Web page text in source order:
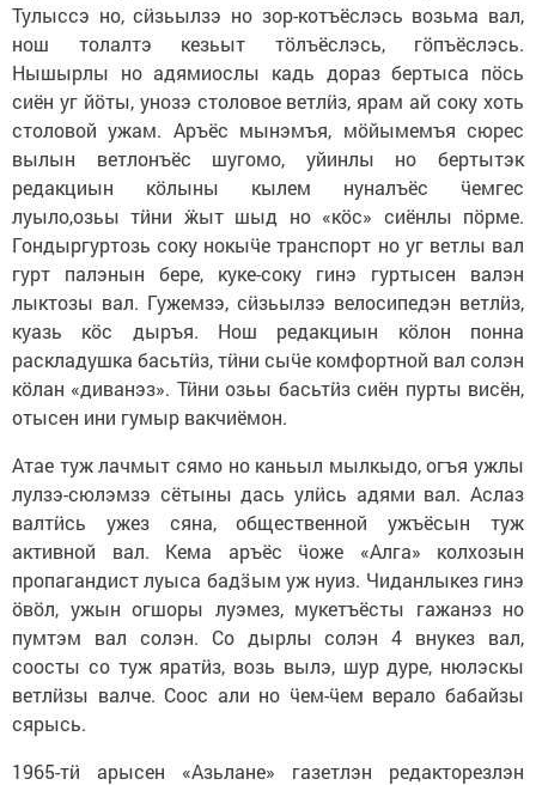
Тулыссэ но, сӥзьылзэ но зор-котъёслэсь возьма вал,
нош толалтэ кезьыт тӧлъёслэсь, гӧпъёслэсь.
Нышырлы но адямиослы кадь дораз бертыса пӧсь
сиён уг йӧты, унозэ столовое ветлӥз, ярам ай соку хоть
столовой ужам. Аръёс мынэмъя, мӧйымемъя сюрес
вылын ветлонъёс шугомо, уйинлы но бертытэк
редакциын кӧлыны кылем нуналъёс ӵемгес
луыло,озьы тӥни ӝыт шыд но «кӧс» сиёнлы пӧрме.
Гондыргуртозь соку нокыӵе транспорт но уг ветлы вал
гурт палэнын бере, куке-соку гинэ гуртысен валэн
лыктозы вал. Гужемзэ, сӥзьылзэ велосипедэн ветлӥз,
куазь кӧс дыръя. Нош редакциын кӧлон понна
раскладушка басьтӥз, тӥни сыӵе комфортной вал солэн
кӧлан «диванэз». Тӥни озьы басьтӥз сиён пурты висён,
отысен ини гумыр вакчиёмон.
Атае туж лачмыт сямо но каньыл мылкыдо, огъя ужлы
лулзэ-сюлэмзэ сётыны дась улӥсь адями вал. Аслаз
валтӥсь ужез сяна, общественной ужъёсын туж
активной вал. Кема аръёс ӵоже «Алга» колхозын
пропагандист луыса бадӟым уж нуиз. Чиданлыкез гинэ
ӧвӧл, ужын огшоры луэмез, мукетъёсты гажанэз но
пумтэм вал солэн. Со дырлы солэн 4 внукез вал,
соосты со туж яратӥз, возь вылэ, шур дуре, нюлэскы
ветлӥзы валче. Соос али но ӵем-ӵем верало бабайзы
сярысь.
1965-тӥ арысен «Азьлане» газетлэн редакторезлэн